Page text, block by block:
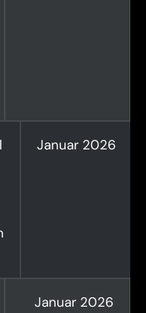
Januar 2026
Januar 2026